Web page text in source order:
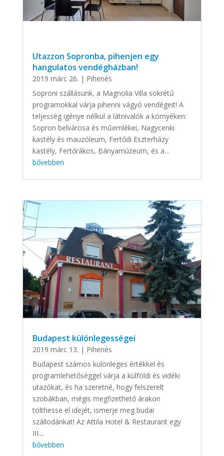
Utazzon Sopronba, pihenjen egy
hangulatos vendégházban!
2019 márc 26. | Pihenés
Soproni szállásunk, a Magnolia Villa sokrétű
programokkal várja pihenni vágyó vendégeit! A
teljesség igénye nélkül a látnivalók a környéken:
Sopron belvárosa és műemlékei, Nagycenki
kastély és mauzóleum, Fertődi Eszterházy
kastély, Fertőrákos, Bányamúzeum, és a...
bővebben
Budapest különlegességei
2019 márc 13. | Pihenés
Budapest számos különleges értékkel és
programlehetőséggel várja a külföldi és vidéki
utazókat, és ha szeretné, hogy felszerelt
szobákban, mégis megfizethető árakon
tölthesse el idejét, ismerje meg budai
szállodánkat! Az Attila Hotel & Restaurant egy
III....
bővebben